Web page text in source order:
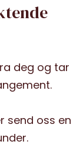
deg og tar
send oss en